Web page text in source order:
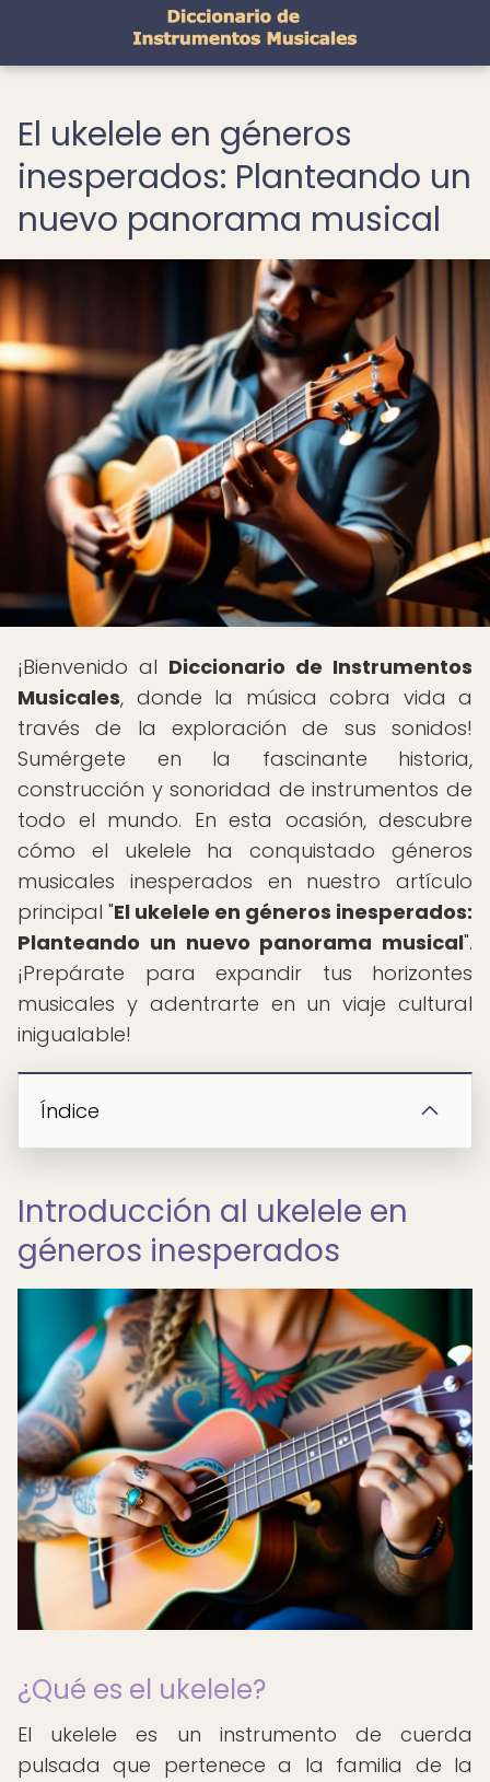
El ukelele en géneros
inesperados: Planteando un
nuevo panorama musical
¡Bienvenido al Diccionario de Instrumentos
Musicales, donde la música cobra vida a
través de la exploración de sus sonidos!
Sumérgete en la fascinante historia,
construcción y sonoridad de instrumentos de
todo el mundo. En esta ocasión, descubre
cómo el ukelele ha conquistado géneros
musicales inesperados en nuestro artículo
principal "El ukelele en géneros inesperados:
Planteando un nuevo panorama musical".
¡Prepárate para expandir tus horizontes
musicales y adentrarte en un viaje cultural
inigualable!
Índice
Introducción al ukelele en
géneros inesperados
¿Qué es el ukelele?
El ukelele es un instrumento de cuerda
pulsada que pertenece a la familia de la